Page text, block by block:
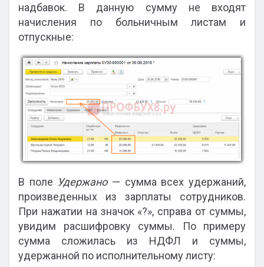
надбавок. В данную сумму не входят
начисления по больничным листам и
отпускные:
В поле Удержано — сумма всех удержаний,
произведенных из зарплаты сотрудников.
При нажатии на значок «?», справа от суммы,
увидим расшифровку суммы. По примеру
сумма сложилась из НДФЛ и суммы,
удержанной по исполнительному листу: